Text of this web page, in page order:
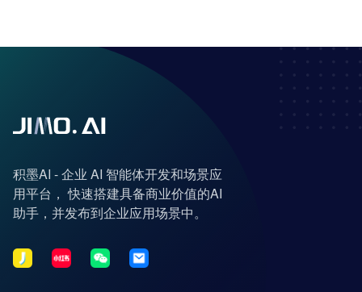
积墨AI - 企业 AI 智能体开发和场景应
用平台， 快速搭建具备商业价值的AI
助手，并发布到企业应用场景中。